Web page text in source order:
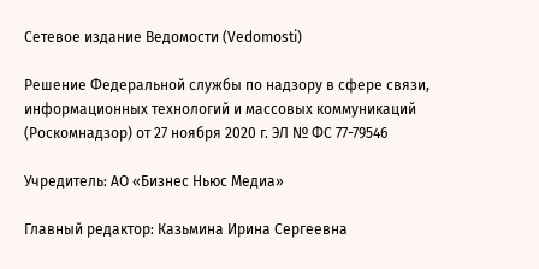
Сетевое издание Ведомости (Vedomosti)
Решение Федеральной службы по надзору в сфере связи,
информационных технологий и массовых коммуникаций
(Роскомнадзор) от 27 ноября 2020 г. ЭЛ № ФС 77-79546
Учредитель: АО «Бизнес Ньюс Медиа»
Главный редактор: Казьмина Ирина Сергеевна